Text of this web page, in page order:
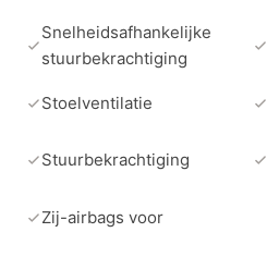
Snelheidsafhankelijke
stuurbekrachtiging
Stoelventilatie
Stuurbekrachtiging
Zij-airbags voor